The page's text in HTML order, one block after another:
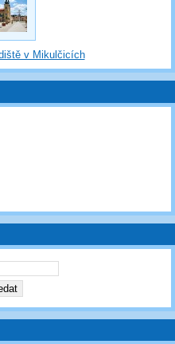
v Mikulčicích